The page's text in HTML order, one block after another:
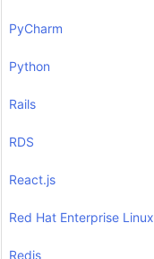
PyCharm
Python
Rails
RDS
React.js
Red Hat Enterprise Linux
Redis